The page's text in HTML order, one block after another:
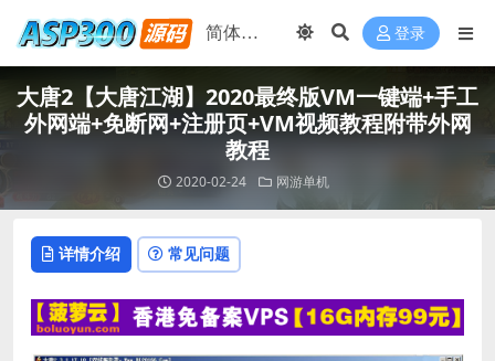
登录
大唐2【大唐江湖】2020最终版VM一键端+手工
外网端+免断网+注册页+VM视频教程附带外网
教程
2020-02-24 网游单机
详情介绍 常见问题